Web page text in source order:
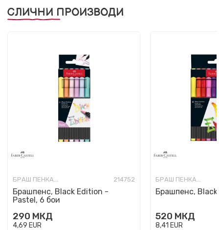
СЛИЧНИ ПРОИЗВОДИ
БРАШ ПЕНКАЛА 214752
Брашпенс, Black Edition -
Pastel, 6 бои
290 МКД
4,69 EUR
БРАШ ПЕНКАЛА
Брашпенс,
520 МКД
8,41 EUR